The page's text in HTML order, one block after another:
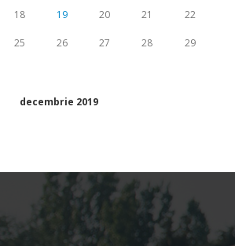
decembrie 2019
18 19 20 21 22
25 26 27 28 29